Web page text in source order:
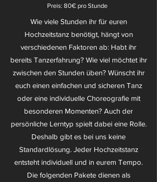
Preis: 80€ pro Stunde
Wie viele Stunden ihr für euren
Hochzeitstanz benötigt, hängt von
verschiedenen Faktoren ab: Habt ihr
bereits Tanzerfahrung? Wie viel möchtet ihr
zwischen den Stunden üben? Wünscht ihr
euch einen einfachen und sicheren Tanz
oder eine individuelle Choreografie mit
besonderen Momenten? Auch der
persönliche Lerntyp spielt dabei eine Rolle.
Deshalb gibt es bei uns keine
Standardlösung. Jeder Hochzeitstanz
entsteht individuell und in eurem Tempo.
Die folgenden Pakete dienen als